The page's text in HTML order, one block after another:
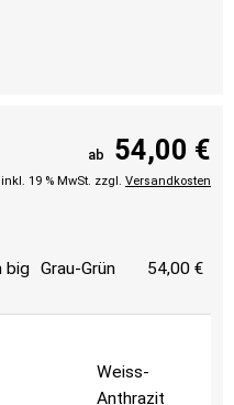
ab 54,00 €
inkl. 19 % MwSt. zzgl. Versandkosten
Grau-Grün 54,00 €
Weiss-
Anthrazit